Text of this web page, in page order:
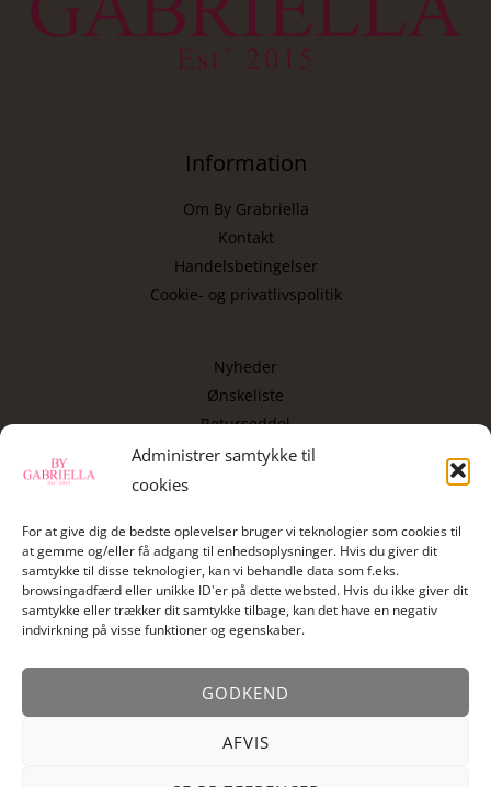
Administrer samtykke til
cookies
For at give dig de bedste oplevelser bruger vi teknologier som cookies til
at gemme og/eller få adgang til enhedsoplysninger. Hvis du giver dit
samtykke til disse teknologier, kan vi behandle data som f.eks.
browsingadfærd eller unikke ID'er på dette websted. Hvis du ikke giver dit
samtykke eller trækker dit samtykke tilbage, kan det have en negativ
indvirkning på visse funktioner og egenskaber.
GODKEND
AFVIS
Information
Om By Grabriella
Kontakt
Handelsbetingelser
Cookie- og privatlivspolitik
Nyheder
Ønskeliste
Returseddel
Copyright
Kontakt
By Gabriella , Vassingerød bygade 34, 3540 Lynge
Mail:info@bygabriella.dk